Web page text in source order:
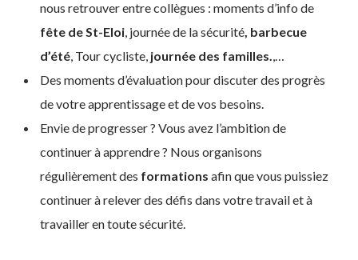
nous retrouver entre collègues : moments d’info de
fête de St-Eloi, journée de la sécurité, barbecue
d’été, Tour cycliste, journée des familles.,…
Des moments d’évaluation pour discuter des progrès
de votre apprentissage et de vos besoins.
Envie de progresser ? Vous avez l’ambition de
continuer à apprendre ? Nous organisons
régulièrement des formations afin que vous puissiez
continuer à relever des défis dans votre travail et à
travailler en toute sécurité.